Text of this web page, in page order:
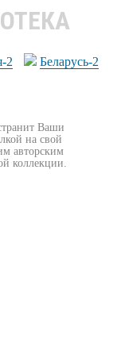
2
Беларусь-2
Ваши
на свой
авторским
коллекции.